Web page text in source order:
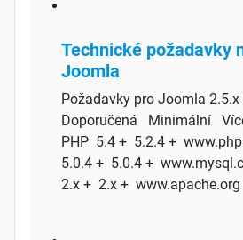
Technické požadavky
Joomla
Požadavky pro Joomla
Doporučená Minimální
PHP 5.4 + 5.2.4 +
5.0.4 + 5.0.4 +
2.x + 2.x + www.apache.org